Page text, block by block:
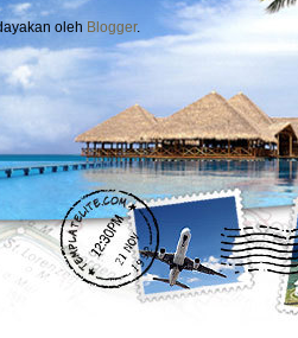
oleh Blogger.